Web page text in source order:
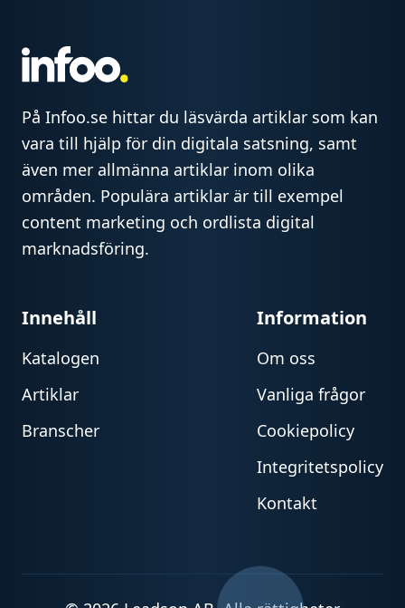
På Infoo.se hittar du läsvärda artiklar som kan
vara till hjälp för din digitala satsning, samt
även mer allmänna artiklar inom olika
områden. Populära artiklar är till exempel
content marketing och ordlista digital
marknadsföring.
Innehåll
Katalogen
Artiklar
Branscher
Information
Om oss
Vanliga frågor
Cookiepolicy
Integritetspolicy
Kontakt